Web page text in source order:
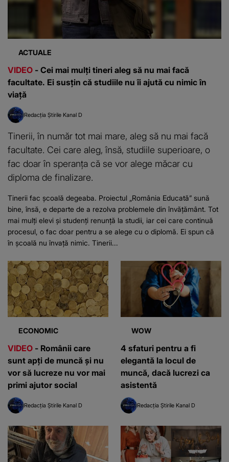
ACTUALE
VIDEO - Cei mai mulți tineri aleg să nu mai facă
facultate. Ei susțin că studiile nu îi ajută cu nimic în
viață
Redacția Știrile Kanal D
Tinerii, în număr tot mai mare, aleg să nu mai facă
facultate. Cei care aleg, însă, studiile superioare, o
fac doar în speranța că se vor alege măcar cu
diploma de finalizare.
Tinerii fac școală degeaba. Proiectul „România Educată” sună
bine, însă, e departe de a rezolva problemele din învăţământ. Tot
mai mulți elevi și studenți renunță la studii, iar cei care continuă
procesul, o fac doar pentru a se alege cu o diplomă. Ei spun că
în şcoală nu învață nimic. Tinerii...
ECONOMIC
VIDEO - Românii care
sunt apți de muncă și nu
vor să lucreze nu vor mai
primi ajutor social
Redacția Știrile Kanal D
WOW
4 sfaturi pentru a fi
elegantă la locul de
muncă, dacă lucrezi ca
asistentă
Redacția Știrile Kanal D